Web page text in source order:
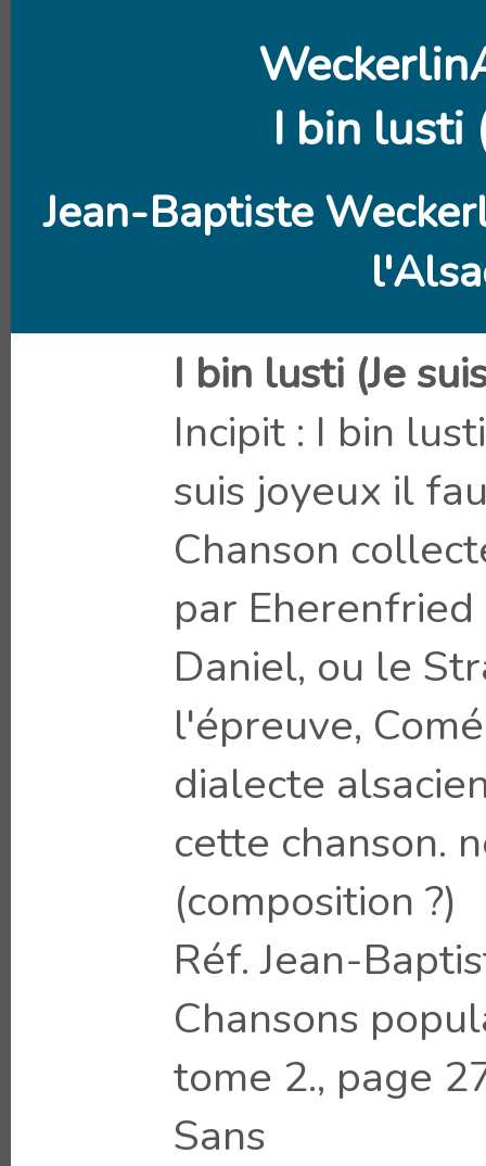
I bin lusti
Jean-Baptiste
I bin lusti (Je
Incipit : I bin
suis joyeux il
Chanson
par
Daniel, ou le
l'épreuve,
dialecte
cette chanson.
(composition ?)
Réf. Jean-
Chansons
tome 2., page
Sans